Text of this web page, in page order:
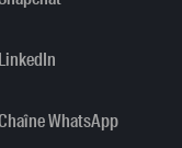
LinkedIn
WhatsApp